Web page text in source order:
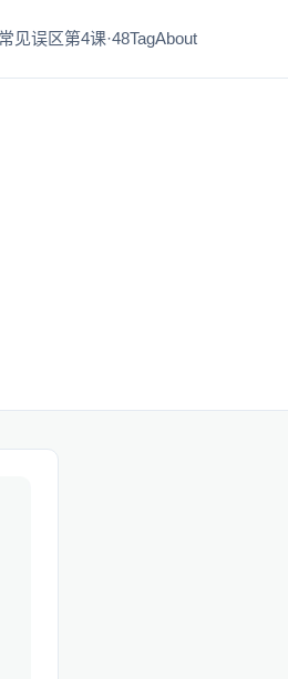
常见误区第4课·48TagAbout